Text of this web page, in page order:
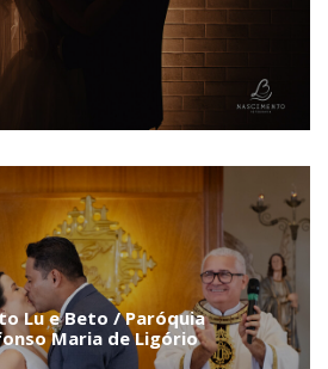
Lu e Beto / Paróquia
Maria de Ligório